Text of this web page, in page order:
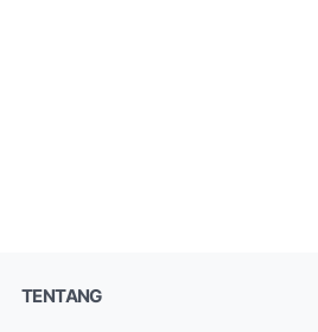
TENTANG